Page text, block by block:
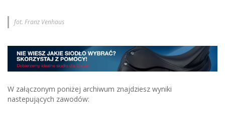
fot. Franz Venhaus
W załączonym poniżej archiwum znajdziesz wyniki
nastepujących zawodów: